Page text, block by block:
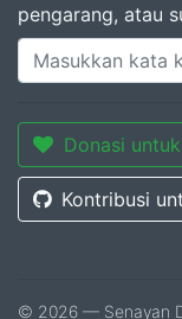
pengarang, atau
Donasi
Kontribusi
© 2026 — Senayan